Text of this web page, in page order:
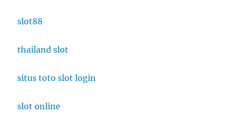
slot88
thailand slot
situs toto slot login
slot online